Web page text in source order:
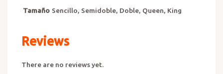
Tamaño Sencillo, Semidoble, Doble, Queen, King
Reviews
There are no reviews yet.